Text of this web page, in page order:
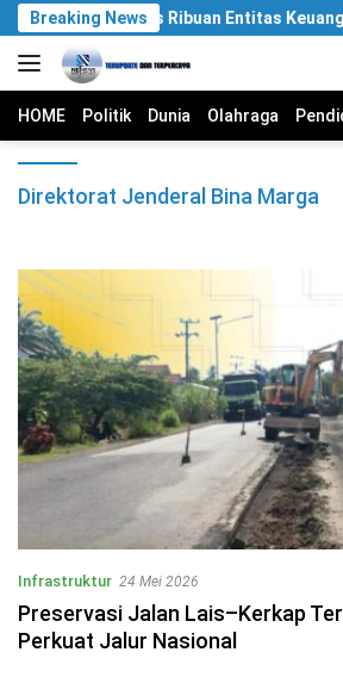
Langsung
ke
konten
Breaking News
OJK Berantas Ribuan Entitas
HOME Politik Dunia Olahraga
Direktorat Jenderal Bina Marga
Infrastruktur 24 Mei 2026
Preservasi Jalan Lais–Kerkap
Perkuat Jalur Nasional